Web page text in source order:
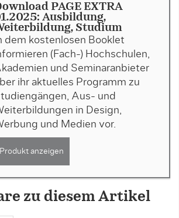
PAGE EXTRA
Ausbildung,
Studium
dem kostenlosen Booklet
(Fach-) Hochschulen,
und Seminaranbieter
ihr aktuelles Programm zu
Aus- und
in Design,
und Medien vor.
Produkt anzeigen
zu diesem Artikel